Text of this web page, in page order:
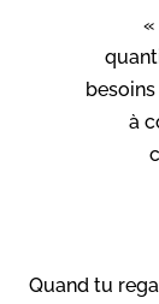
«
à
Quand tu